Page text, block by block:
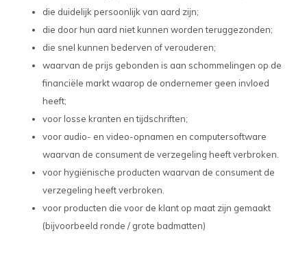
die duidelijk persoonlijk van aard zijn;
die door hun aard niet kunnen worden teruggezonden;
die snel kunnen bederven of verouderen;
waarvan de prijs gebonden is aan schommelingen op de
financiële markt waarop de ondernemer geen invloed
heeft;
voor losse kranten en tijdschriften;
voor audio- en video-opnamen en computersoftware
waarvan de consument de verzegeling heeft verbroken.
voor hygiënische producten waarvan de consument de
verzegeling heeft verbroken.
voor producten die voor de klant op maat zijn gemaakt
(bijvoorbeeld ronde / grote badmatten)